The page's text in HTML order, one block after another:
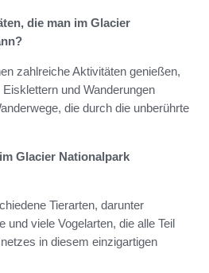
die man im Glacier
zahlreiche Aktivitäten genießen,
und Wanderungen
die durch die unberührte
Glacier Nationalpark
Tierarten, darunter
und viele Vogelarten, die alle Teil
in diesem einzigartigen